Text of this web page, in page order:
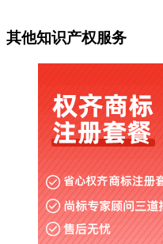
其他知识产权服务